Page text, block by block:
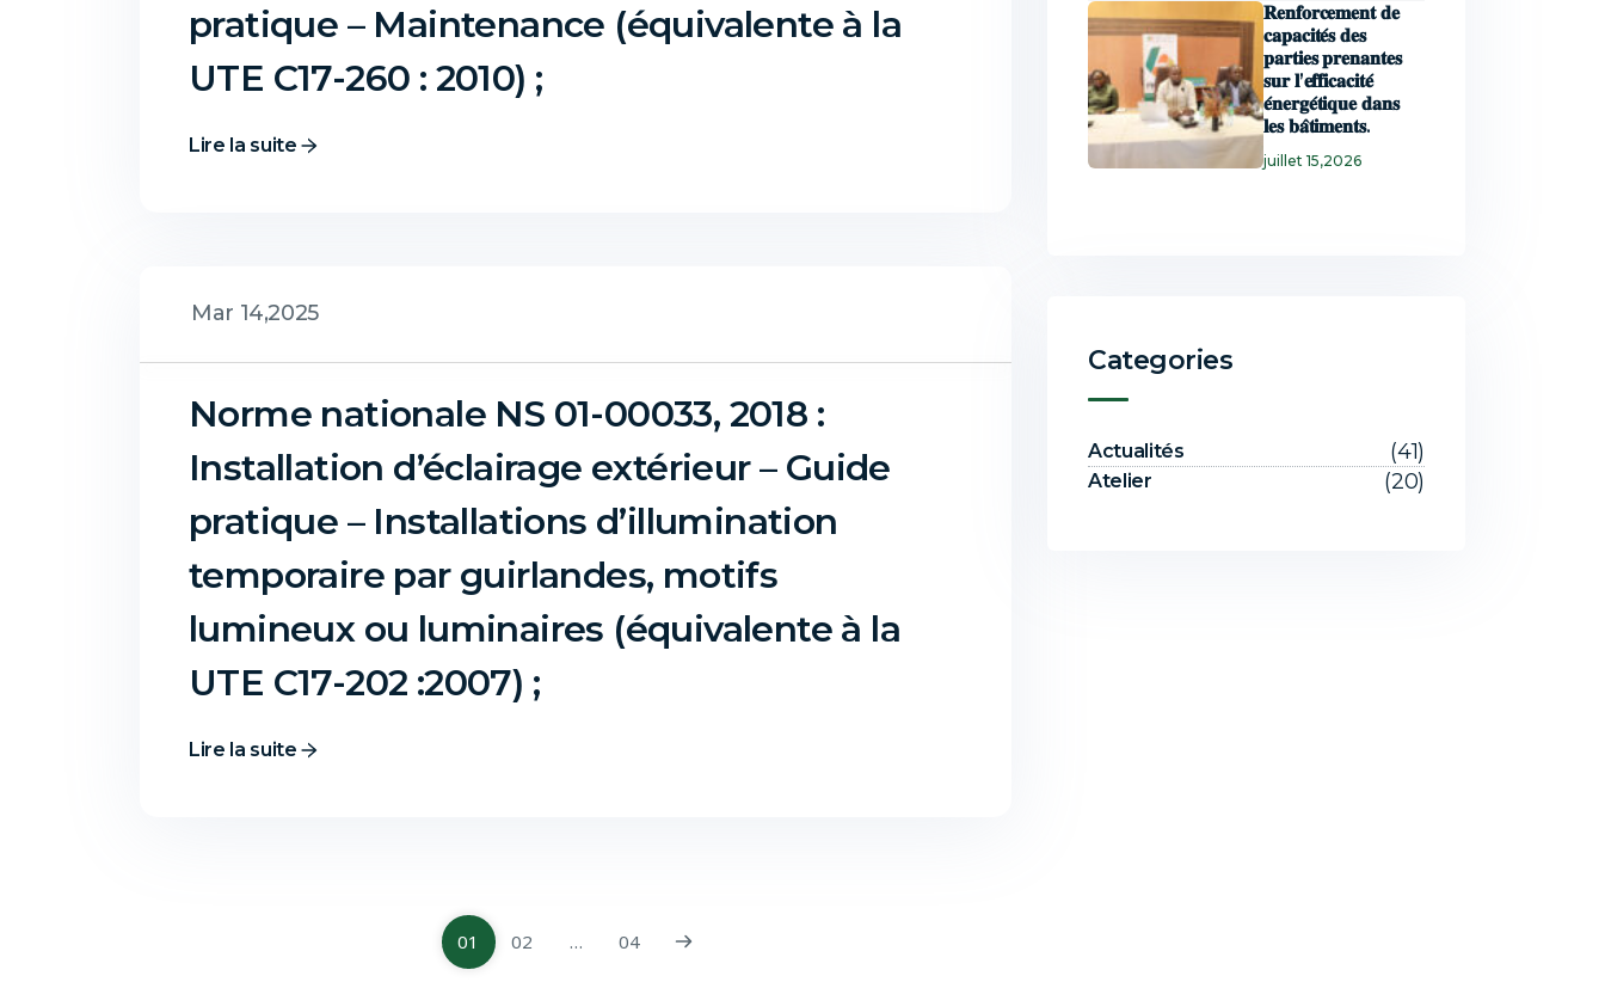
pratique – Maintenance (équivalente à la
UTE C17-260 : 2010) ;
Lire la suite
Mar 14,2025
Norme nationale NS 01-00033, 2018 :
Installation d’éclairage extérieur – Guide
pratique – Installations d’illumination
temporaire par guirlandes, motifs
lumineux ou luminaires (équivalente à la
UTE C17-202 :2007) ;
Lire la suite
01 02 … 04
𝐑𝐞𝐧𝐟𝐨𝐫𝐜𝐞𝐦𝐞𝐧𝐭 𝐝𝐞
𝐜𝐚𝐩𝐚𝐜𝐢𝐭𝐞́𝐬 𝐝𝐞𝐬
𝐩𝐚𝐫𝐭𝐢𝐞𝐬 𝐩𝐫𝐞𝐧𝐚𝐧𝐭𝐞𝐬
𝐬𝐮𝐫 𝐥’𝐞𝐟𝐟𝐢𝐜𝐚𝐜𝐢𝐭𝐞́
𝐞́𝐧𝐞𝐫𝐠𝐞́𝐭𝐢𝐪𝐮𝐞 𝐝𝐚𝐧𝐬
𝐥𝐞𝐬 𝐛𝐚̂𝐭𝐢𝐦𝐞𝐧𝐭𝐬.
juillet 15,2026
Categories
Actualités (41)
Atelier (20)